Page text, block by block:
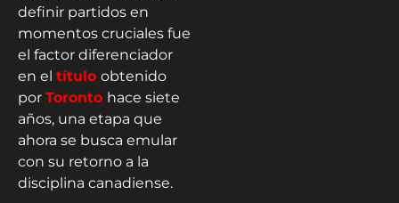
definir partidos en
momentos cruciales fue
el factor diferenciador
en el título obtenido
por Toronto hace siete
años, una etapa que
ahora se busca emular
con su retorno a la
disciplina canadiense.